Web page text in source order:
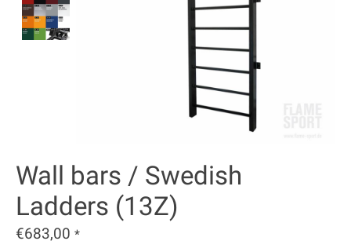
Wall bars / Swedish
Ladders (13Z)
€683,00 *